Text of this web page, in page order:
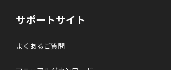
サポートサイト
よくあるご質問